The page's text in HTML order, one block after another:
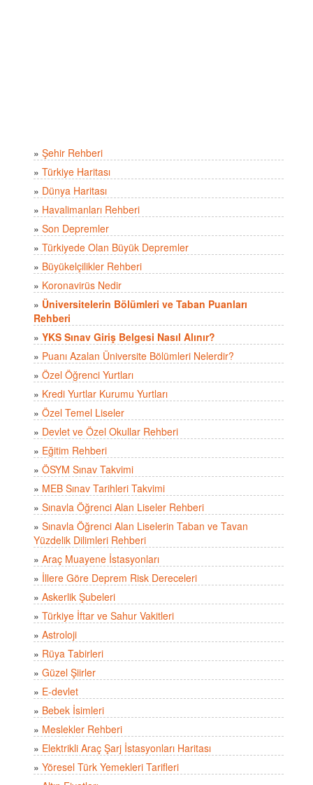
» Şehir Rehberi
» Türkiye Haritası
» Dünya Haritası
» Havalimanları Rehberi
» Son Depremler
» Türkiyede Olan Büyük Depremler
» Büyükelçilikler Rehberi
» Koronavirüs Nedir
» Üniversitelerin Bölümleri ve Taban Puanları
Rehberi
» YKS Sınav Giriş Belgesi Nasıl Alınır?
» Puanı Azalan Üniversite Bölümleri Nelerdir?
» Özel Öğrenci Yurtları
» Kredi Yurtlar Kurumu Yurtları
» Özel Temel Liseler
» Devlet ve Özel Okullar Rehberi
» Eğitim Rehberi
» ÖSYM Sınav Takvimi
» MEB Sınav Tarihleri Takvimi
» Sınavla Öğrenci Alan Liseler Rehberi
» Sınavla Öğrenci Alan Liselerin Taban ve Tavan
Yüzdelik Dilimleri Rehberi
» Araç Muayene İstasyonları
» İllere Göre Deprem Risk Dereceleri
» Askerlik Şubeleri
» Türkiye İftar ve Sahur Vakitleri
» Astroloji
» Rüya Tabirleri
» Güzel Şiirler
» E-devlet
» Bebek İsimleri
» Meslekler Rehberi
» Elektrikli Araç Şarj İstasyonları Haritası
» Yöresel Türk Yemekleri Tarifleri